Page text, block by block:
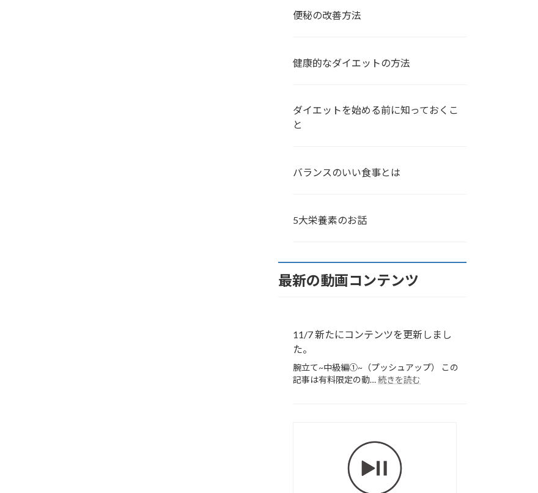
便秘の改善方法
健康的なダイエットの方法
ダイエットを始める前に知っておくこ
と
バランスのいい食事とは
5大栄養素のお話
最新の動画コンテンツ
11/7 新たにコンテンツを更新しまし
た。
腕立て~中級編➀~（プッシュアップ） この
記事は有料限定の動…続きを読む